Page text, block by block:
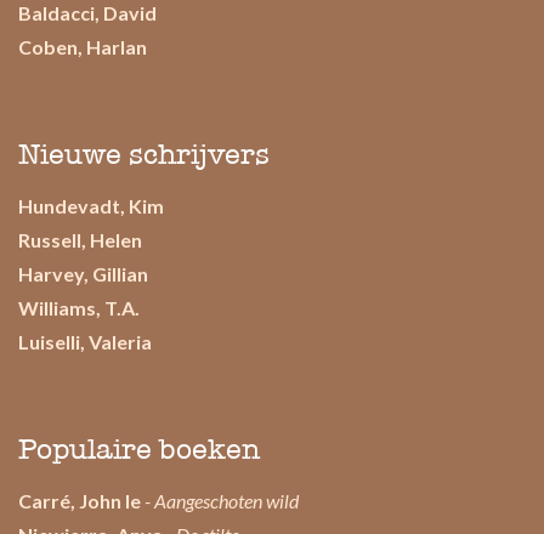
Baldacci, David
Coben, Harlan
Nieuwe schrijvers
Hundevadt, Kim
Russell, Helen
Harvey, Gillian
Williams, T.A.
Luiselli, Valeria
Populaire boeken
Carré, John le - Aangeschoten wild